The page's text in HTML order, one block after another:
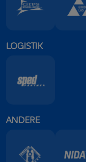
LOGISTIK
ANDERE